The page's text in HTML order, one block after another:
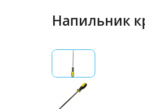
Напильник